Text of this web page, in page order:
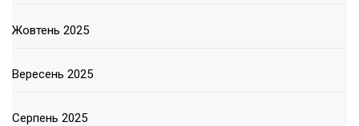
Жовтень 2025
Вересень 2025
Серпень 2025